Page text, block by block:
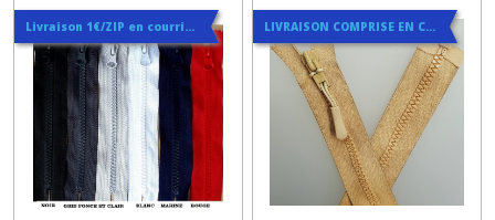
Livraison 1€/ZIP en courrier suivi LIVRAISON COMPRISE EN COURRIER SUIVI